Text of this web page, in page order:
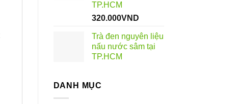
TP.HCM
320.000VND
Trà đen nguyên liệu
nấu nước sâm tại
TP.HCM
DANH MỤC